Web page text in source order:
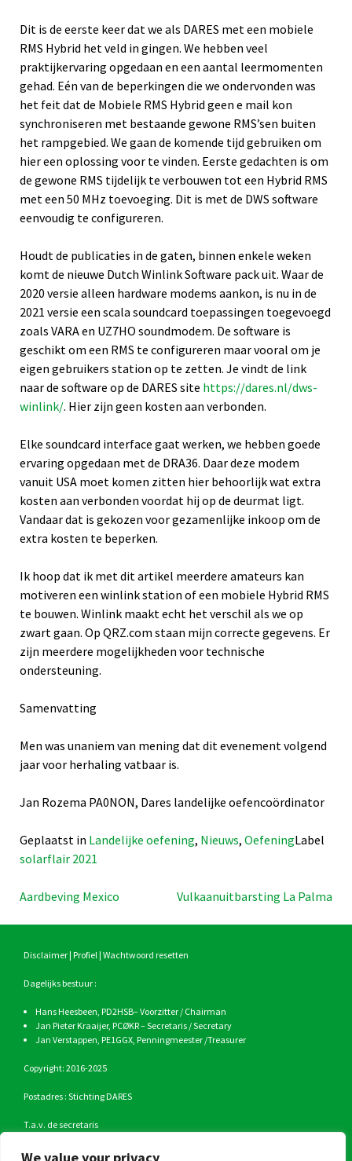
Dit is de eerste keer dat we als DARES met een mobiele
RMS Hybrid het veld in gingen. We hebben veel
praktijkervaring opgedaan en een aantal leermomenten
gehad. Eén van de beperkingen die we ondervonden was
het feit dat de Mobiele RMS Hybrid geen e mail kon
synchroniseren met bestaande gewone RMS’sen buiten
het rampgebied. We gaan de komende tijd gebruiken om
hier een oplossing voor te vinden. Eerste gedachten is om
de gewone RMS tijdelijk te verbouwen tot een Hybrid RMS
met een 50 MHz toevoeging. Dit is met de DWS software
eenvoudig te configureren.
Houdt de publicaties in de gaten, binnen enkele weken
komt de nieuwe Dutch Winlink Software pack uit. Waar de
2020 versie alleen hardware modems aankon, is nu in de
2021 versie een scala soundcard toepassingen toegevoegd
zoals VARA en UZ7HO soundmodem. De software is
geschikt om een RMS te configureren maar vooral om je
eigen gebruikers station op te zetten. Je vindt de link
naar de software op de DARES site https://dares.nl/dws-
winlink/. Hier zijn geen kosten aan verbonden.
Elke soundcard interface gaat werken, we hebben goede
ervaring opgedaan met de DRA36. Daar deze modem
vanuit USA moet komen zitten hier behoorlijk wat extra
kosten aan verbonden voordat hij op de deurmat ligt.
Vandaar dat is gekozen voor gezamenlijke inkoop om de
extra kosten te beperken.
Ik hoop dat ik met dit artikel meerdere amateurs kan
motiveren een winlink station of een mobiele Hybrid RMS
te bouwen. Winlink maakt echt het verschil als we op
zwart gaan. Op QRZ.com staan mijn correcte gegevens. Er
zijn meerdere mogelijkheden voor technische
ondersteuning.
Samenvatting
Men was unaniem van mening dat dit evenement volgend
jaar voor herhaling vatbaar is.
Jan Rozema PA0NON, Dares landelijke oefencoördinator
Geplaatst in Landelijke oefening, Nieuws, OefeningLabel
solarflair 2021
Bericht
navigatie
Aardbeving Mexico Vulkaanuitbarsting La Palma
Disclaimer| Profiel | Wachtwoord resetten
Dagelijks bestuur :
Hans Heesbeen, PD2HSB– Voorzitter / Chairman
Jan Pieter Kraaijer, PCØKR– Secretaris / Secretary
Jan Verstappen, PE1GGX , Penningmeester /Treasurer
Copyright: 2016-2025
Postadres : Stichting DARES
T.a.v. de secretaris
2804TK Gouda